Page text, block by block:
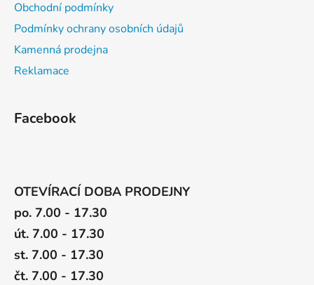
Obchodní podmínky
Podmínky ochrany osobních údajů
Kamenná prodejna
Reklamace
Facebook
OTEVÍRACÍ DOBA PRODEJNY
po. 7.00 - 17.30
út. 7.00 - 17.30
st. 7.00 - 17.30
čt. 7.00 - 17.30